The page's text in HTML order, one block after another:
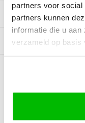
partners voor
partners kunnen
informatie die u
verzameld op basis
Gerelateerde